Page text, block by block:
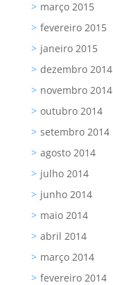
março 2015
fevereiro 2015
janeiro 2015
dezembro 2014
novembro 2014
outubro 2014
setembro 2014
agosto 2014
julho 2014
junho 2014
maio 2014
abril 2014
março 2014
fevereiro 2014